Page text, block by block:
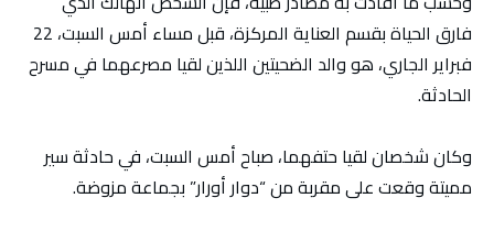
فارق الحياة بقسم العناية المركزة، قبل مساء أمس السبت، 22
فبراير الجاري، هو والد الضحيتين اللذين لقيا مصرعهما في مسرح
الحادثة.
وكان شخصان لقيا حتفهما، صباح أمس السبت، في حادثة سير
مميتة وقعت على مقربة من “دوار أورار” بجماعة مزوضة.